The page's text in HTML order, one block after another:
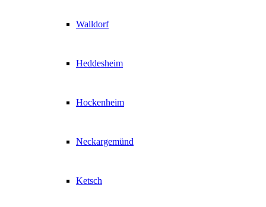
Walldorf
Heddesheim
Hockenheim
Neckargemünd
Ketsch